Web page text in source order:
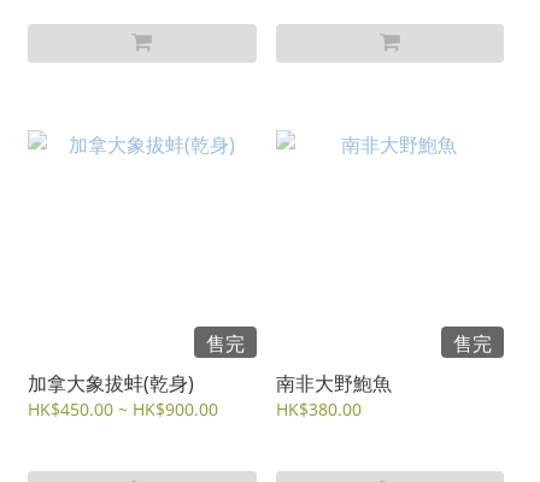
售完
加拿大象拔蚌(乾身)
HK$450.00 ~ HK$900.00
售完
南非大野鮑魚
HK$380.00